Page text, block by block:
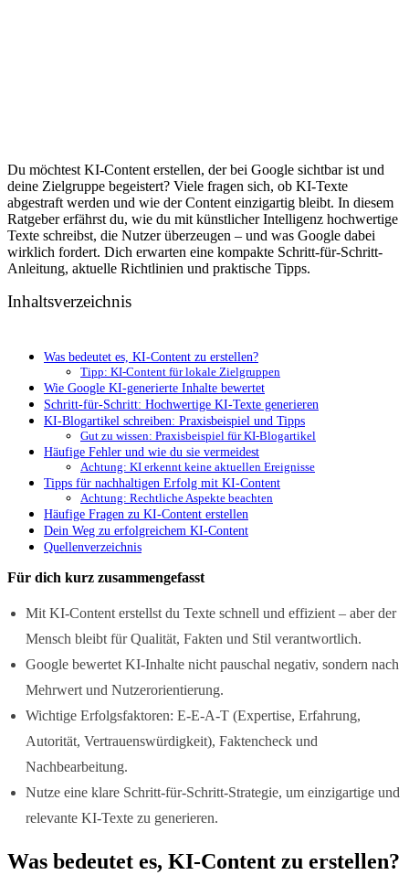
Du möchtest KI-Content erstellen, der bei Google sichtbar ist und
deine Zielgruppe begeistert? Viele fragen sich, ob KI-Texte
abgestraft werden und wie der Content einzigartig bleibt. In diesem
Ratgeber erfährst du, wie du mit künstlicher Intelligenz hochwertige
Texte schreibst, die Nutzer überzeugen – und was Google dabei
wirklich fordert. Dich erwarten eine kompakte Schritt-für-Schritt-
Anleitung, aktuelle Richtlinien und praktische Tipps.
Inhaltsverzeichnis
Was bedeutet es, KI-Content zu erstellen?
Tipp: KI-Content für lokale Zielgruppen
Wie Google KI-generierte Inhalte bewertet
Schritt-für-Schritt: Hochwertige KI-Texte generieren
KI-Blogartikel schreiben: Praxisbeispiel und Tipps
Gut zu wissen: Praxisbeispiel für KI-Blogartikel
Häufige Fehler und wie du sie vermeidest
Achtung: KI erkennt keine aktuellen Ereignisse
Tipps für nachhaltigen Erfolg mit KI-Content
Achtung: Rechtliche Aspekte beachten
Häufige Fragen zu KI-Content erstellen
Dein Weg zu erfolgreichem KI-Content
Quellenverzeichnis
Für dich kurz zusammengefasst
Mit KI-Content erstellst du Texte schnell und effizient – aber der
Mensch bleibt für Qualität, Fakten und Stil verantwortlich.
Google bewertet KI-Inhalte nicht pauschal negativ, sondern nach
Mehrwert und Nutzerorientierung.
Wichtige Erfolgsfaktoren: E-E-A-T (Expertise, Erfahrung,
Autorität, Vertrauenswürdigkeit), Faktencheck und
Nachbearbeitung.
Nutze eine klare Schritt-für-Schritt-Strategie, um einzigartige und
relevante KI-Texte zu generieren.
Was bedeutet es, KI-Content zu erstellen?